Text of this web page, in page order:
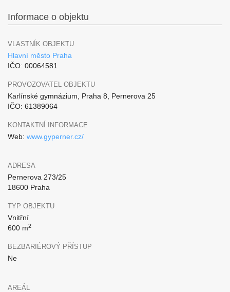
Informace o objektu
VLASTNÍK OBJEKTU
Hlavní město Praha
IČO: 00064581
PROVOZOVATEL OBJEKTU
Karlínské gymnázium, Praha 8, Pernerova 25
IČO: 61389064
KONTAKTNÍ INFORMACE
Web: www.gyperner.cz/
ADRESA
Pernerova 273/25
18600 Praha
TYP OBJEKTU
Vnitřní
600 m2
BEZBARIÉROVÝ PŘÍSTUP
Ne
AREÁL